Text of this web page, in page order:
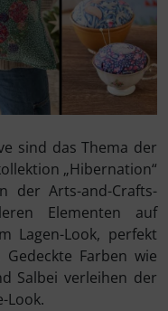
sind das Thema der
„Hibernation“
der Arts-and-Crafts-
Elementen auf
Lagen-Look, perfekt
Farben wie
Salbei verleihen der
Look.